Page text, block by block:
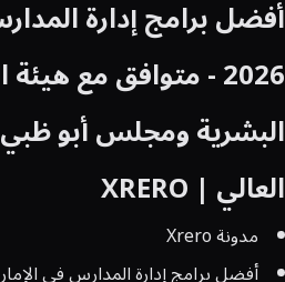
أوفيس
Licensing
المدونة
تواصل معنا
أفضل برامج إدارة
2026 - متوافق مع
البشرية ومجلس أبو ظبي
العالي | XRERO
مدونة Xrero